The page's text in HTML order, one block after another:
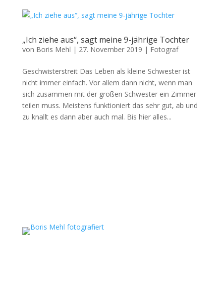
„Ich ziehe aus“, sagt meine 9-jährige Tochter
von Boris Mehl | 27. November 2019 | Fotograf
Geschwisterstreit Das Leben als kleine Schwester ist
nicht immer einfach. Vor allem dann nicht, wenn man
sich zusammen mit der großen Schwester ein Zimmer
teilen muss. Meistens funktioniert das sehr gut, ab und
zu knallt es dann aber auch mal. Bis hier alles...